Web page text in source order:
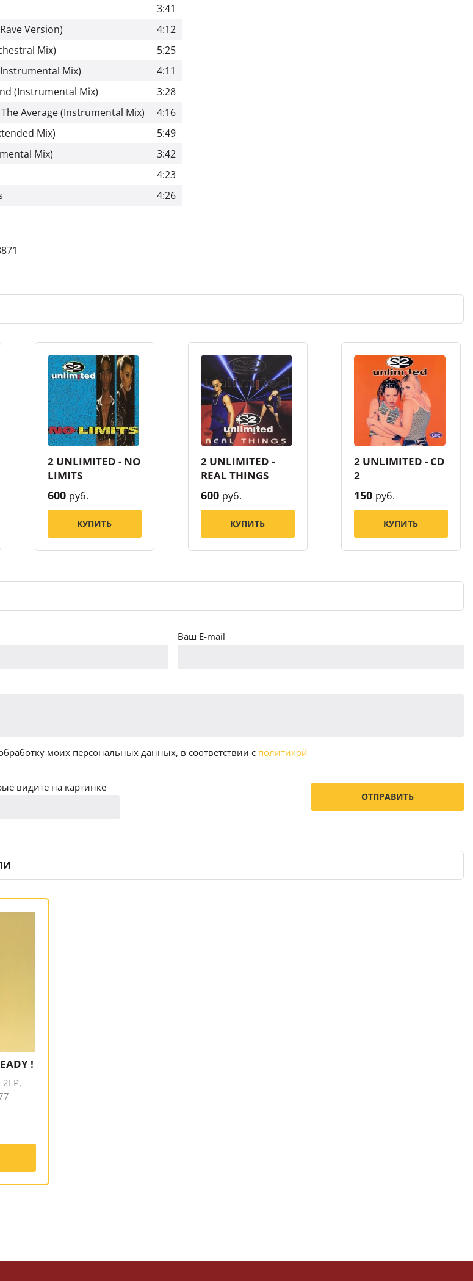
3:41
Version)
4:12
Mix)
5:25
Mix)
4:11
(Instrumental Mix)
3:28
Average (Instrumental Mix)
4:16
Mix)
5:49
Mix)
3:42
4:23
4:26
2 UNLIMITED - NO
LIMITS
600 руб.
КУПИТЬ
2 UNLIMITED -
REAL THINGS
600 руб.
КУПИТЬ
2 UNLIMITED - CD
2
150 руб.
КУПИТЬ
Ваш E-mail
моих персональных данных, в соответствии с политикой
видите на картинке
!